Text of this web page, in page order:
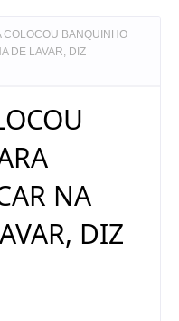
COLOCOU BANQUINHO
DE LAVAR, DIZ
NA
DIZ